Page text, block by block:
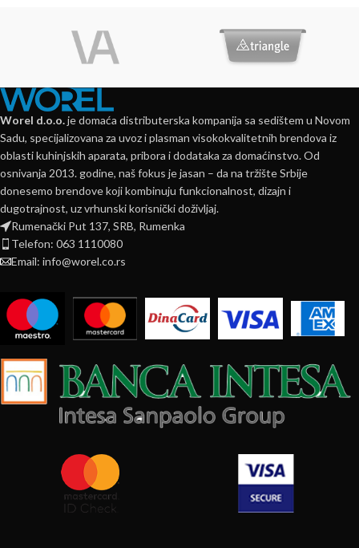
Worel d.o.o.je domaća distributerska kompanija sa sedištem u Novom
Sadu, specijalizovana za uvoz i plasman visokokvalitetnih brendova iz
oblasti kuhinjskih aparata, pribora i dodataka za domaćinstvo. Od
osnivanja 2013. godine, naš fokus je jasan – da na tržište Srbije
donesemo brendove koji kombinuju funkcionalnost, dizajn i
dugotrajnost, uz vrhunski korisnički doživljaj.
Rumenački Put 137, SRB, Rumenka
Telefon: 063 1110080
Email: info@worel.co.rs